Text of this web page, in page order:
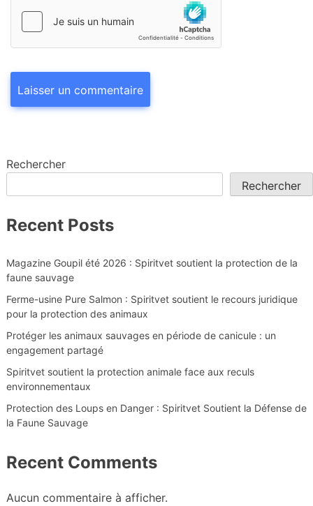
Rechercher
Rechercher
Recent Posts
Magazine Goupil été 2026 : Spiritvet soutient la protection de la
faune sauvage
Ferme-usine Pure Salmon : Spiritvet soutient le recours juridique
pour la protection des animaux
Protéger les animaux sauvages en période de canicule : un
engagement partagé
Spiritvet soutient la protection animale face aux reculs
environnementaux
Protection des Loups en Danger : Spiritvet Soutient la Défense de
la Faune Sauvage
Recent Comments
Aucun commentaire à afficher.